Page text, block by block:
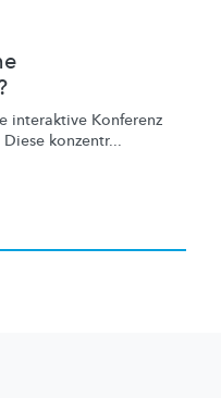
interaktive Konferenz
konzentr...